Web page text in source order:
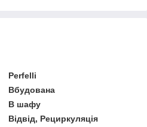
Perfelli
Вбудована
В шафу
Відвід, Рециркуляція